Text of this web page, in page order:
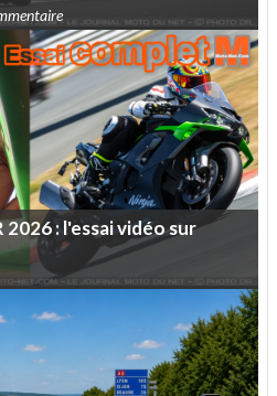
2026:l'essaividéosur